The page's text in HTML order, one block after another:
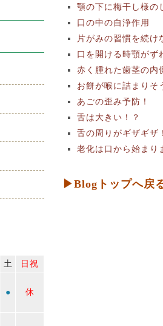
顎の下に梅干し様の
口の中の自浄作用
片がみの習慣を続け
口を開ける時顎がず
赤く腫れた歯茎の内
お餅が喉に詰まりそ
あごの歪み予防！
舌は大きい！？
舌の周りがギザギザ
老化は口から始まり
▶Blogトップへ戻
土
日祝
● 休